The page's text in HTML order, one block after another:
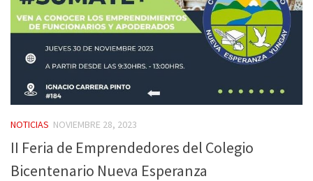
NOTICIAS NOVIEMBRE 28, 2023
II Feria de Emprendedores del Colegio
Bicentenario Nueva Esperanza